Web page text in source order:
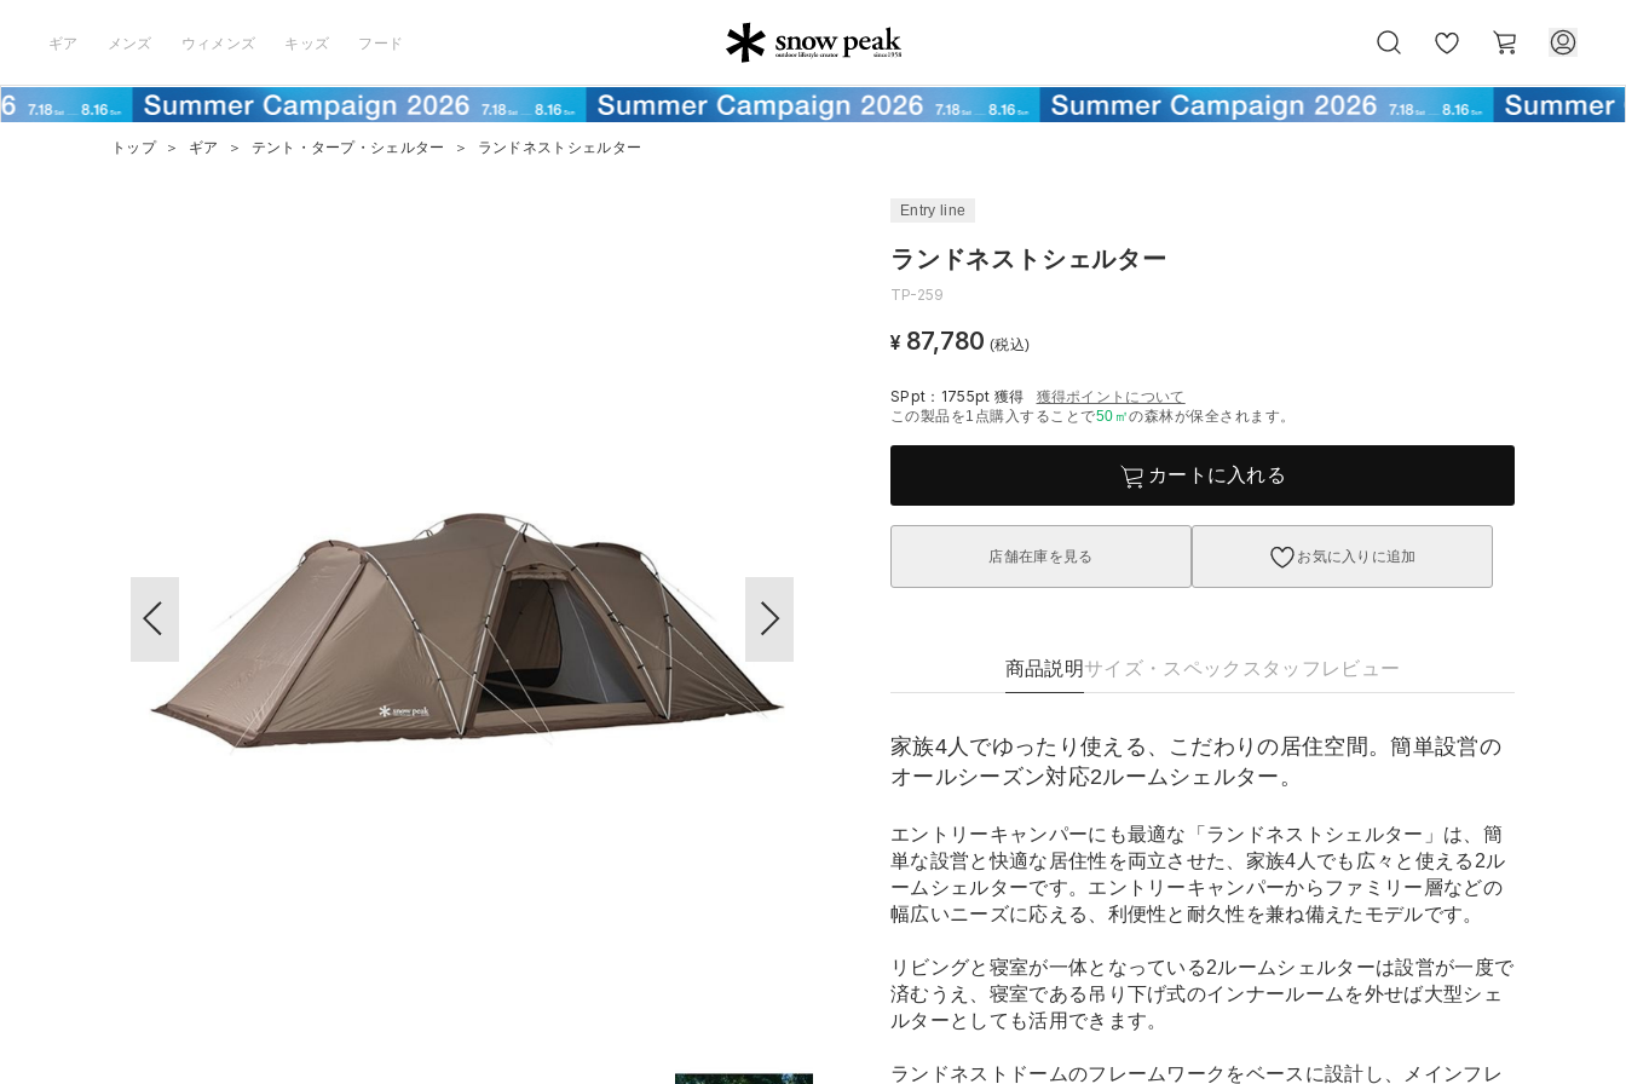
ギア メンズ ウィメンズ キッズ フード
気
に
ー
ト
トップ ＞ ギア ＞ テント・タープ・シェルター ＞ ランドネストシェルター
Entry line
ランドネストシェルター
TP-259
¥ 87,780 (税込)
SPpt：1755pt 獲得
獲得ポイントについて
この製品を1点購入することで50 ㎡の森林が保全されます。
カートに入れる
店舗在庫を見る お気に入りに追加
商品説明サイズ・スペック スタッフレビュー
家族4人でゆったり使える、こだわりの居住空間。簡単設営の
オールシーズン対応2ルームシェルター。
エントリーキャンパーにも最適な「ランドネストシェルター」は、簡
単な設営と快適な居住性を両立させた、家族4人でも広々と使える2ル
ームシェルターです。エントリーキャンパーからファミリー層などの
幅広いニーズに応える、利便性と耐久性を兼ね備えたモデルです。
リビングと寝室が一体となっている2ルームシェルターは設営が一度で
済むうえ、寝室である吊り下げ式のインナールームを外せば大型シェ
ルターとしても活用できます。
ランドネストドームのフレームワークをベースに設計し、メインフレ